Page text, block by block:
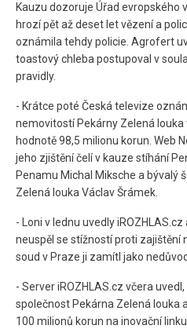
Kauzu dozoruje Úřad evropského
hrozí pět až deset let vězení a
oznámila tehdy policie. Agrofert
toastový chleba postupoval v
pravidly.
- Krátce poté Česká televize
nemovitostí Pekárny Zelená louka
hodnotě 98,5 milionu korun. Web
jeho zjištění čelí v kauze stíhání
Penamu Michal Miksche a bývalý
Zelená louka Václav Šrámek.
- Loni v lednu uvedly
neuspěl se stížností proti zajištění
soud v Praze ji zamítl jako
- Server iROZHLAS.cz včera
společnost Pekárna Zelená louka
100 milionů korun na inovační